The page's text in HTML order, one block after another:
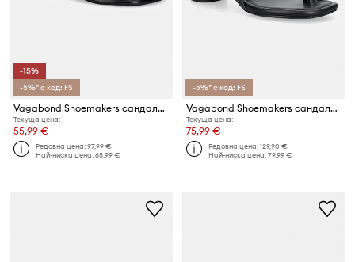
-15%
-5%* с код: FS
Vagabond Shoemakers сандали дамски от кожа IZZY
Текуща цена:
55,99 €
Редовна цена:97,99 €
Най-ниска цена:65,99 €
-5%* с код: FS
Vagabond Shoemakers сандали с дебел ток от кожа EVIE
Текуща цена:
75,99 €
Редовна цена:129,90 €
Най-ниска цена:79,99 €